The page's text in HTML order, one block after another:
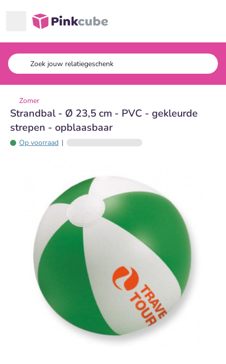
Pinkcube
Zomer
Strandbal - Ø 23,5 cm - PVC - gekleurde
strepen - opblaasbaar
Op voorraad |